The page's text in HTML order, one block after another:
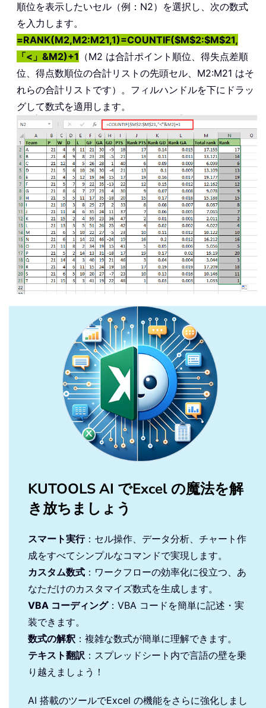
順位を表示したいセル（例：N2）を選択し、次の数式
を入力します。
=RANK(M2,M2:M21,1)=COUNTIF($M$2:$M$21,
「<」&M2)+1 （M2 は合計ポイント順位、得失点差順
位、得点数順位の合計リストの先頭セル、M2:M21 はそ
れらの合計リストです）。フィルハンドルを下にドラッ
グして数式を適用します。
KUTOOLS AI でExcel の魔法を解
き放ちましょう
スマート実行：セル操作、データ分析、チャート作
成をすべてシンプルなコマンドで実現します。
カスタム数式 ：ワークフローの効率化に役立つ、あ
なただけのカスタマイズ数式を生成します。
VBA コーディング：VBA コードを簡単に記述・実
装できます。
数式の解釈 ：複雑な数式が簡単に理解できます。
テキスト翻訳 ：スプレッドシート内で言語の壁を乗
り越えましょう！
AI 搭載のツールでExcel の機能をさらに強化しまし